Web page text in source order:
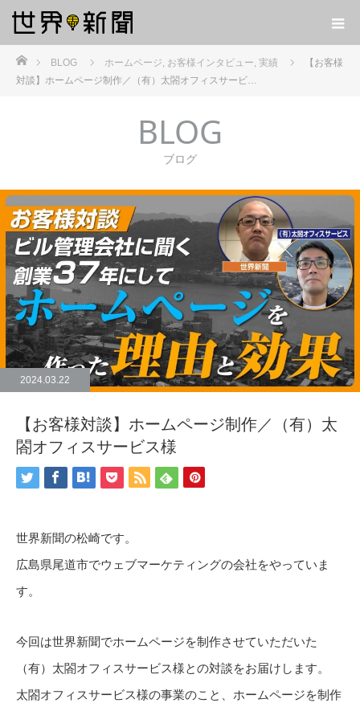
ホームBLOG ホームページ, お客様インタビュー, 実績
【お客様
対談】ホームページ制作／（有）太閤オフィスサービ…
BLOG
ブログ
2024.03.22
【お客様対談】ホームページ制作／（有）太
閤オフィスサービス様
世界新聞の松崎です。
広島県尾道市でウェブマーケティングの会社をやっていま
す。
今回は世界新聞でホームページを制作させていただいた
（有）太閤オフィスサービス様との対談をお届けします。
太閤オフィスサービス様の事業のこと、ホームページを制作